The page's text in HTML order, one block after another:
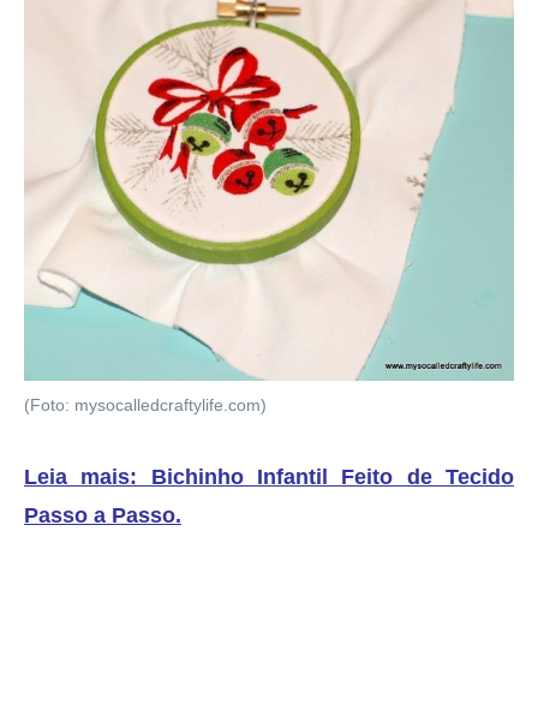
(Foto: mysocalledcraftylife.com)
Leia mais: Bichinho Infantil Feito de Tecido
Passo a Passo.